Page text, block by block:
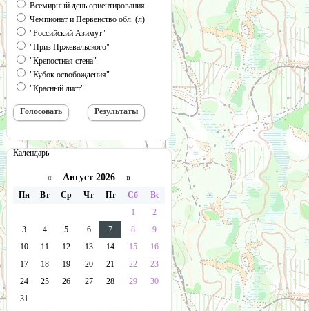
Всемирный день ориентирования
Чемпионат и Первенство обл. (л)
"Российский Азимут"
"Приз Пржевальского"
"Крепостная стена"
"Кубок освобождения"
"Красный лист"
Календарь
« Август 2026 »
Пн Вт Ср Чт Пт Сб
Вс
1
2
3
4 5 6 7 8
9
10
11 12 13 14 15
16
17
18 19 20 21 22
23
24
25 26 27 28 29
30
31